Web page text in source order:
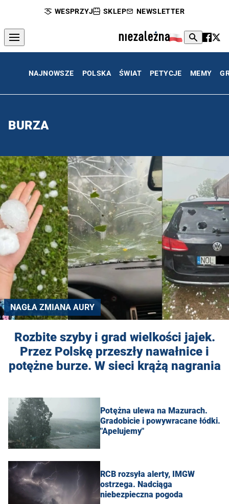
WESPRZYJ SKLEP NEWSLETTER
NAJNOWSZE POLSKA ŚWIAT PETYCJE MEMY
BURZA
NAGŁA ZMIANA AURY
Rozbite szyby i grad wielkości jajek.
Przez Polskę przeszły nawałnice i
potężne burze. W sieci krążą nagrania
Potężna ulewa na Mazurach.
Gradobicie i powywracane łódki.
"Apelujemy"
RCB rozsyła alerty, IMGW
ostrzega. Nadciąga
niebezpieczna pogoda